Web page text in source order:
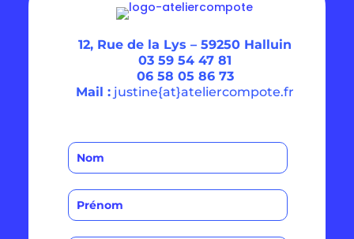
12, Rue de la Lys – 59250 Halluin
03 59 54 47 81
06 58 05 86 73
Mail : justine{at}ateliercompote.fr